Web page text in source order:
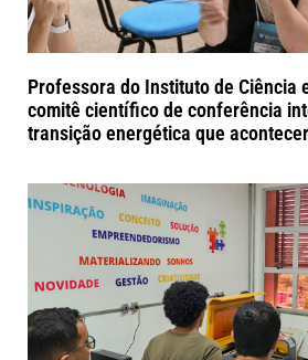
Professora do Instituto de Ciência
comitê científico de conferência
transição energética que